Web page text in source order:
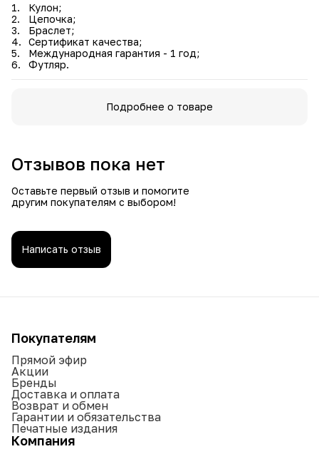
Кулон;
Цепочка;
Браслет;
Сертификат качества;
Международная гарантия - 1 год;
Футляр.
Подробнее о товаре
Отзывов пока нет
Оставьте первый отзыв и помогите
другим покупателям с выбором!
Написать отзыв
Покупателям
Прямой эфир
Акции
Бренды
Доставка и оплата
Возврат и обмен
Гарантии и обязательства
Печатные издания
Компания